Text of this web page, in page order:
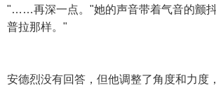
"……再深一点。"她的声音带着气音的颤
普拉那样。"
安德烈没有回答，但他调整了角度和力度